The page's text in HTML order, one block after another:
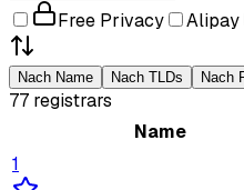
Free Privacy Alipay
Nach Name Nach TLDs Nach
77 registrars
Name
1